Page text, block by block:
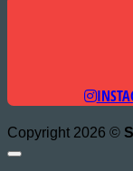
Copyright 2026 ©